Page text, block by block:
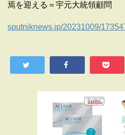
焉を迎える＝宇元大統領顧問
sputniknews.jp/20231009/